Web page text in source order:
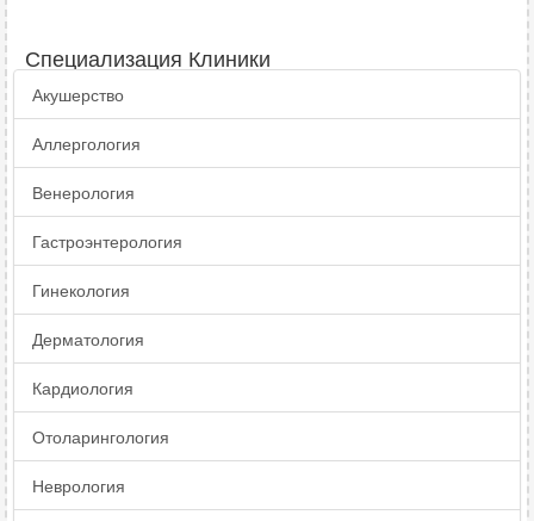
Специализация Клиники
Акушерство
Аллергология
Венерология
Гастроэнтерология
Гинекология
Дерматология
Кардиология
Отоларингология
Неврология